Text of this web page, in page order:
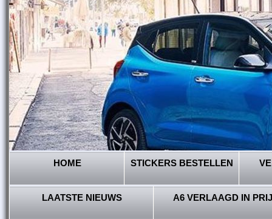
HOME STICKERS BESTELLEN
LAATSTE NIEUWS A6 VERLAAGD IN